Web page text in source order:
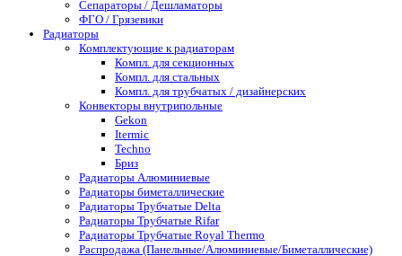
Сепараторы / Дешламаторы
ФГО / Грязевики
Радиаторы
Комплектующие к радиаторам
Компл. для секционных
Компл. для стальных
Компл. для трубчатых / дизайнерских
Конвекторы внутрипольные
Gekon
Itermic
Techno
Бриз
Радиаторы Алюминиевые
Радиаторы биметаллические
Радиаторы Трубчатые Delta
Радиаторы Трубчатые Rifar
Радиаторы Трубчатые Royal Thermo
Распродажа (Панельные/Алюминиевые/Биметаллические)